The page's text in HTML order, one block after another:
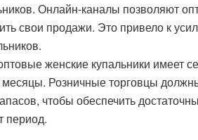
Онлайн-каналы позволяют
свои продажи. Это привело к
женские купальники имеет
Розничные торговцы
чтобы обеспечить
период.